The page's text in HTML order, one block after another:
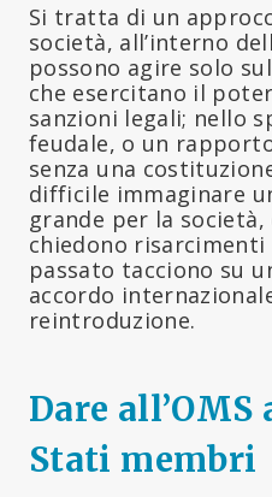
Si tratta di un
società, all’interno
possono agire solo
che esercitano il
sanzioni legali; nello
feudale, o un
senza una
difficile immaginare
grande per la
chiedono
passato tacciono su
accordo
reintroduzione.
Dare
Stati membri